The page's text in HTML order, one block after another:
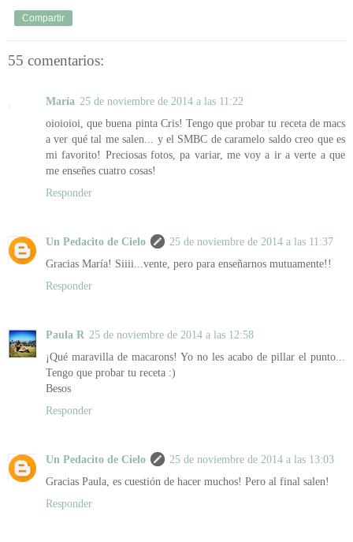
Compartir
55 comentarios:
María 25 de noviembre de 2014 a las 11:22
oioioioi, que buena pinta Cris! Tengo que probar tu receta de macs
a ver qué tal me salen... y el SMBC de caramelo saldo creo que es
mi favorito! Preciosas fotos, pa variar, me voy a ir a verte a que
me enseñes cuatro cosas!
Responder
Un Pedacito de Cielo
25 de noviembre de 2014 a las 11:37
Gracias María! Siiii...vente, pero para enseñarnos mutuamente!!
Responder
Paula R 25 de noviembre de 2014 a las 12:58
¡Qué maravilla de macarons! Yo no les acabo de pillar el punto...
Tengo que probar tu receta :)
Besos
Responder
Un Pedacito de Cielo
25 de noviembre de 2014 a las 13:03
Gracias Paula, es cuestión de hacer muchos! Pero al final salen!
Responder